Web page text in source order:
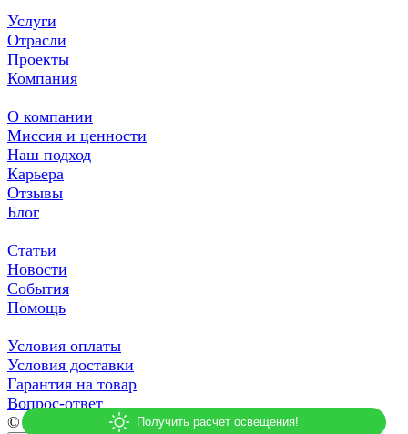
Услуги
Отрасли
Проекты
Компания
О компании
Миссия и ценности
Наш подход
Карьера
Отзывы
Блог
Статьи
Новости
События
Помощь
Условия оплаты
Условия доставки
Гарантия на товар
Вопрос-ответ
© 2026 СДСВЕТ